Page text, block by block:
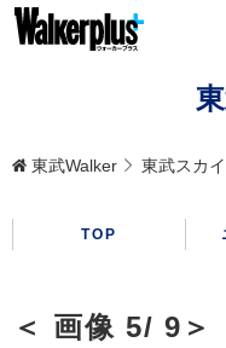
東武Walker 東武スカ
TOP
＜ 画像 5/ 9＞